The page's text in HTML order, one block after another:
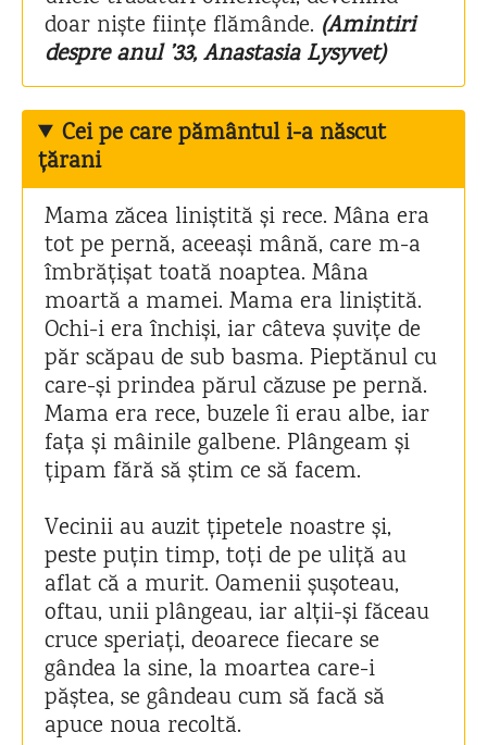
doar niște ființe flămânde. (Amintiri
despre anul ’33, Anastasia Lysyvet)
Cei pe care pământul i-a născut
țărani
Mama zăcea liniștită și rece. Mâna era
tot pe pernă, aceeași mână, care m-a
îmbrățișat toată noaptea. Mâna
moartă a mamei. Mama era liniștită.
Ochi-i era închiși, iar câteva șuvițe de
păr scăpau de sub basma. Pieptănul cu
care-și prindea părul căzuse pe pernă.
Mama era rece, buzele îi erau albe, iar
fața și mâinile galbene. Plângeam și
țipam fără să știm ce să facem.
Vecinii au auzit țipetele noastre și,
peste puțin timp, toți de pe uliță au
aflat că a murit. Oamenii șușoteau,
oftau, unii plângeau, iar alții-și făceau
cruce speriați, deoarece fiecare se
gândea la sine, la moartea care-i
păștea, se gândeau cum să facă să
apuce noua recoltă.